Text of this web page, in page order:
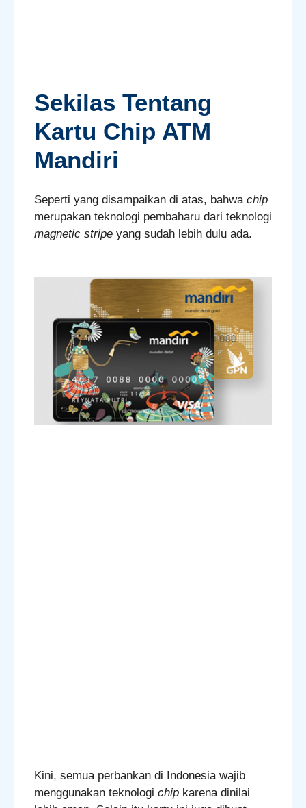
Sekilas Tentang
Kartu Chip ATM
Mandiri
Seperti yang disampaikan di atas, bahwa chip
merupakan teknologi pembaharu dari teknologi
magnetic stripe yang sudah lebih dulu ada.
Kini, semua perbankan di Indonesia wajib
menggunakan teknologi chip karena dinilai